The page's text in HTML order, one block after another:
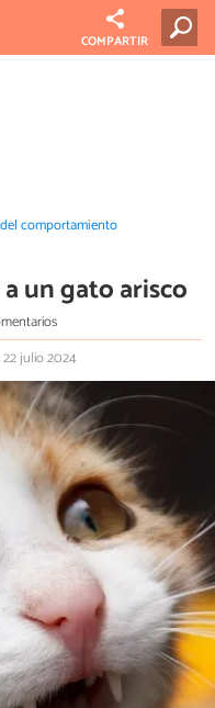
COMPARTIR
comportamiento
un gato arisco
julio 2024